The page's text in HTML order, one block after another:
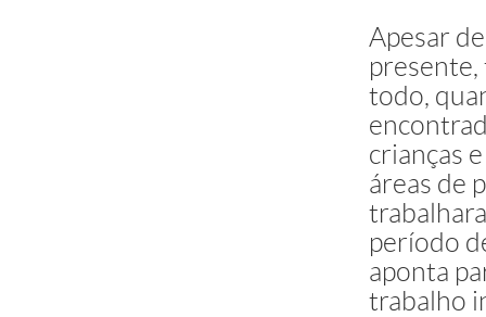
Ensino
(1ª a 8ª
completo
Ensino Médio
incompleto
Ensino
completo
Ensino Superior
incompleto
completo
Apesar
todo,
crianças
áreas de
período
aponta
trabalho